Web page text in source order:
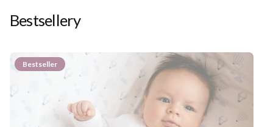
Bestsellery
Bestseller